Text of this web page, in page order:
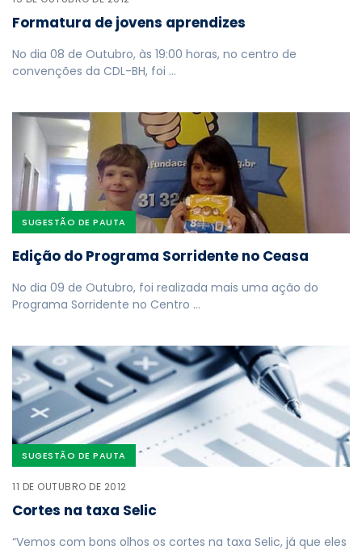
Formatura de jovens aprendizes
No dia 08 de Outubro, às 19:00 horas, no centro de
convenções da CDL-BH, foi …
SUGESTÃO DE PAUTA
Edição do Programa Sorridente no Ceasa
No dia 09 de Outubro, foi realizada mais uma ação do
Programa Sorridente no Centro …
SUGESTÃO DE PAUTA
11 DE OUTUBRO DE 2012
Cortes na taxa Selic
“Vemos com bons olhos os cortes na taxa Selic, já que eles